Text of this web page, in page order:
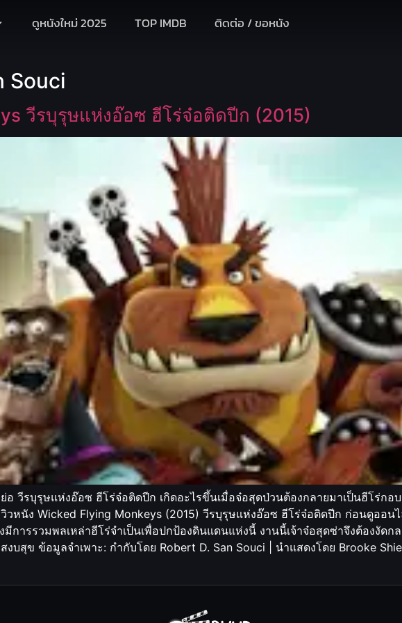
ดูหนังใหม่ 2025 TOP IMDB ติดต่อ / ขอหนัง
Souci
วีรบุรุษแห่งอ๊อซ ฮีโร่จ๋อติดปีก (2015)
อ วีรบุรุษแห่งอ๊อซ ฮีโร่จ๋อติดปีก เกิดอะไรขึ้นเมื่อจ๋อสุดป่วนต้องกลายมาเป็นฮีโร่ก
วหนัง Wicked Flying Monkeys (2015) วีรบุรุษแห่งอ๊อซ ฮีโร่จ๋อติดปีก ก่อนดูออ
การรวมพลเหล่าฮีโร่จำเป็นเพื่อปกป้องดินแดนแห่งนี้ งานนี้เจ้าจ๋อสุดซ่าจึงต้องงัดก
สุข ข้อมูลจำเพาะ: กำกับโดย Robert D. San Souci | นำแสดงโดย Brooke